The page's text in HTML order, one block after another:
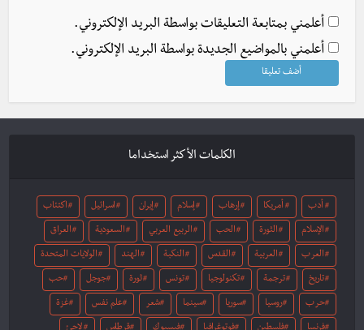
أعلمني بمتابعة التعليقات بواسطة البريد الإلكتروني.
أعلمني بالمواضيع الجديدة بواسطة البريد الإلكتروني.
الكلمات الأكثر استخداما
أدب أمريكا إرهاب إسلام إيران اسرائيل اكتئاب
الإسلام الثورة الحب الربيع العربي السعودية العراق
العرب العربية القدس النكبة الهند الولايات المتحدة
تاريخ ترجمة تكنولوجيا تونس ثورة جوجل حب
حرب روسيا سوريا سينما شعر علم نفس غزة